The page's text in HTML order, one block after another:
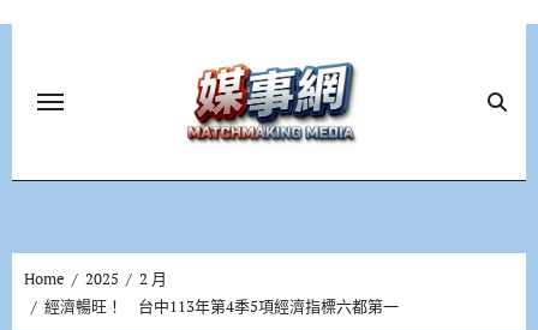
Home 2025
2 月
經濟暢旺！ 台中113年第4季5項經濟指標六都第一